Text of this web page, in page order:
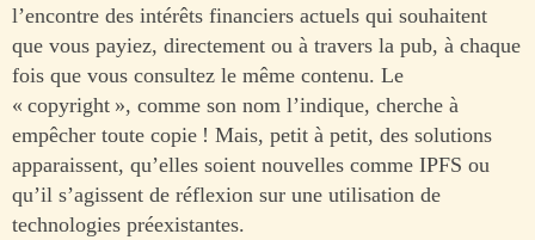
l’encontre des intérêts financiers actuels qui souhaitent
que vous payiez, directement ou à travers la pub, à chaque
fois que vous consultez le même contenu. Le
« copyright », comme son nom l’indique, cherche à
empêcher toute copie ! Mais, petit à petit, des solutions
apparaissent, qu’elles soient nouvelles comme IPFS ou
qu’il s’agissent de réflexion sur une utilisation de
technologies préexistantes.